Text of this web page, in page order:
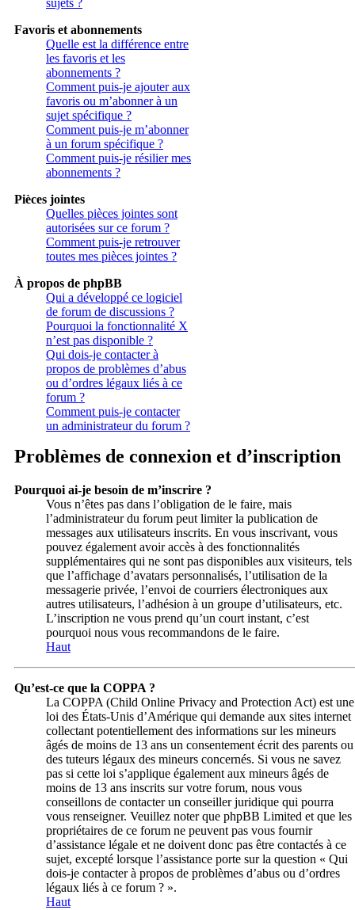
sujets ?
Favoris et abonnements
Quelle est la différence entre
les favoris et les
abonnements ?
Comment puis-je ajouter aux
favoris ou m’abonner à un
sujet spécifique ?
Comment puis-je m’abonner
à un forum spécifique ?
Comment puis-je résilier mes
abonnements ?
Pièces jointes
Quelles pièces jointes sont
autorisées sur ce forum ?
Comment puis-je retrouver
toutes mes pièces jointes ?
À propos de phpBB
Qui a développé ce logiciel
de forum de discussions ?
Pourquoi la fonctionnalité X
n’est pas disponible ?
Qui dois-je contacter à
propos de problèmes d’abus
ou d’ordres légaux liés à ce
forum ?
Comment puis-je contacter
un administrateur du forum ?
Problèmes de connexion et d’inscription
Pourquoi ai-je besoin de m’inscrire ?
Vous n’êtes pas dans l’obligation de le faire, mais
l’administrateur du forum peut limiter la publication de
messages aux utilisateurs inscrits. En vous inscrivant, vous
pouvez également avoir accès à des fonctionnalités
supplémentaires qui ne sont pas disponibles aux visiteurs, tels
que l’affichage d’avatars personnalisés, l’utilisation de la
messagerie privée, l’envoi de courriers électroniques aux
autres utilisateurs, l’adhésion à un groupe d’utilisateurs, etc.
L’inscription ne vous prend qu’un court instant, c’est
pourquoi nous vous recommandons de le faire.
Haut
Qu’est-ce que la COPPA ?
La COPPA (Child Online Privacy and Protection Act) est une
loi des États-Unis d’Amérique qui demande aux sites internet
collectant potentiellement des informations sur les mineurs
âgés de moins de 13 ans un consentement écrit des parents ou
des tuteurs légaux des mineurs concernés. Si vous ne savez
pas si cette loi s’applique également aux mineurs âgés de
moins de 13 ans inscrits sur votre forum, nous vous
conseillons de contacter un conseiller juridique qui pourra
vous renseigner. Veuillez noter que phpBB Limited et que les
propriétaires de ce forum ne peuvent pas vous fournir
d’assistance légale et ne doivent donc pas être contactés à ce
sujet, excepté lorsque l’assistance porte sur la question « Qui
dois-je contacter à propos de problèmes d’abus ou d’ordres
légaux liés à ce forum ? ».
Haut